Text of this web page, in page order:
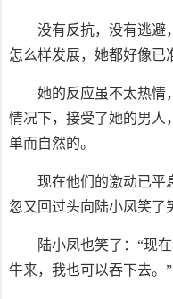
没有反抗，没有逃避
怎么样发展，她都好像已
她的反应虽不太热
情况下，接受了她的男人
单而自然的。
现在他们的激动已平
忽又回过头向陆小凤笑了
陆小凤也笑了：“现
牛来，我也可以吞下去。”